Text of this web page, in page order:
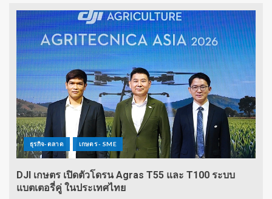
ธุรกิจ-ตลาด เกษตร - SME
DJI เกษตร เปิดตัวโดรน Agras T55 และ T100 ระบบ
แบตเตอรี่คู่ ในประเทศไทย